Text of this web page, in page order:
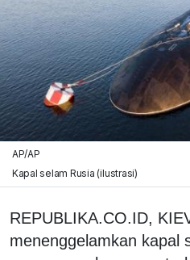
AP/AP
Kapal selam Rusia (ilustrasi)
REPUBLIKA.CO.ID,
menenggelamkan kapal